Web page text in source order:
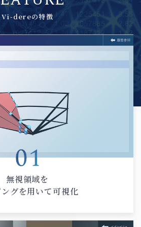
Vi-dereの特徴
無視領域を
グを用いて可視化